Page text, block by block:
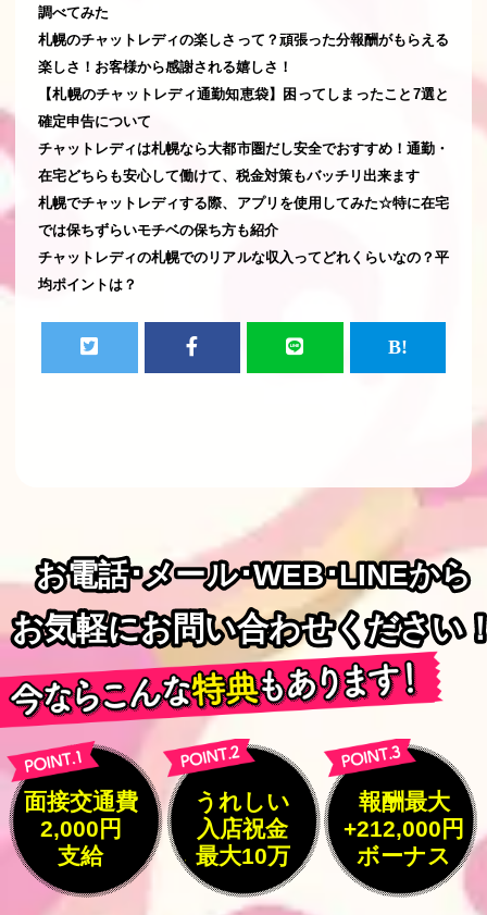
調べてみた
札幌のチャットレディの楽しさって？頑張った分報酬がもらえる
楽しさ！お客様から感謝される嬉しさ！
【札幌のチャットレディ通勤知恵袋】困ってしまったこと7選と
確定申告について
チャットレディは札幌なら大都市圏だし安全でおすすめ！通勤・
在宅どちらも安心して働けて、税金対策もバッチリ出来ます
札幌でチャットレディする際、アプリを使用してみた☆特に在宅
では保ちずらいモチベの保ち方も紹介
チャットレディの札幌でのリアルな収入ってどれくらいなの？平
均ポイントは？
お電話･メール･WEB･LINEから
お電話･メール･WEB･LINEから
お気軽にお問い合わせください
お気軽にお問い合わせください
面接交通費
2,000円
支給
うれしい
入店祝金
最大10万
報酬最大
+212,000円
ボーナス